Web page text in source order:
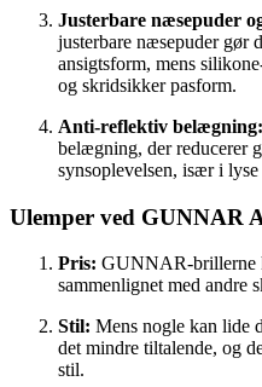
Justerbare næsepuder
justerbare næsepuder gør
ansigtsform, mens
og skridsikker pasform.
Anti-reflektiv belægning:
belægning, der reducerer
synsoplevelsen, især i lyse
Ulemper ved GUNNAR
Pris: GUNNAR-brillerne
sammenlignet med andre
Stil: Mens nogle kan lide
det mindre tiltalende, og
stil.